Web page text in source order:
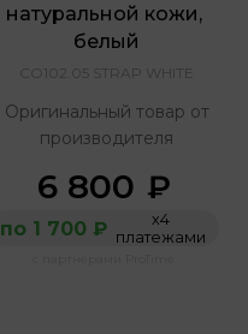
натуральной кожи,
белый
CO102.05 STRAP WHITE
Оригинальный товар от
производителя
6 800 ₽
по 1 700 ₽
х4
платежами